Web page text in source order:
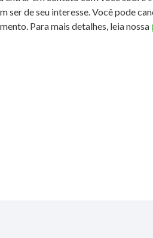
ser de seu interesse. Você pode
Para mais detalhes, leia nossa